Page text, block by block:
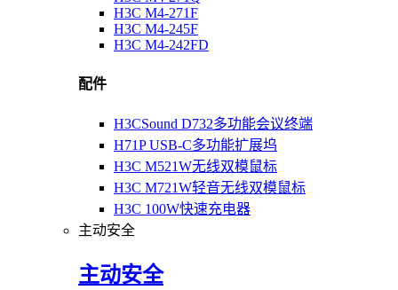
H3C M4-271F
H3C M4-245F
H3C M4-242FD
配件
H3CSound D732多功能会议终端
H71P USB-C多功能扩展坞
H3C M521W无线双模鼠标
H3C M721W轻音无线双模鼠标
H3C 100W快速充电器
主动安全
主动安全